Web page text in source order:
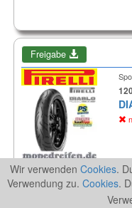
Freigabe
Wir verwenden Cookies.
Verwendung zu. Cookies.